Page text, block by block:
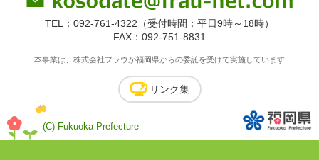
TEL：092-761-4322（受付時間：平日9時～18時）
FAX：092-751-8831
本事業は、株式会社フラウが福岡県からの委託を受けて実施しています
リンク集
(C) Fukuoka Prefecture